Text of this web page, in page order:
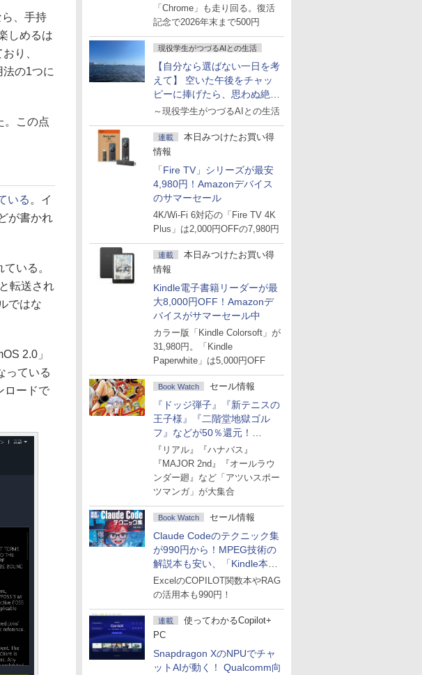
「Chrome」も走り回る。復活
記念で2026年末まで500円
現役学生がつづるAIとの生活
【自分なら選ばない一日を考
えて】 空いた午後をチャッ
ピーに捧げたら、思わぬ絶景
に出会った話
～現役学生がつづるAIとの生活
連載
本日みつけたお買い得
情報
「Fire TV」シリーズが最安
4,980円！Amazonデバイス
のサマーセール
4K/Wi-Fi 6対応の「Fire TV 4K
Plus」は2,000円OFFの7,980円
連載
本日みつけたお買い得
情報
Kindle電子書籍リーダーが最
大8,000円OFF！Amazonデ
バイスがサマーセール中
カラー版「Kindle Colorsoft」が
31,980円。「Kindle
Paperwhite」は5,000円OFF
Book Watch セール情報
『ドッジ弾子』『新テニスの
王子様』『二階堂地獄ゴル
フ』などが50％還元！
Amazonマンガ週末セール
『リアル』『ハナバス』
『MAJOR 2nd』『オールラウ
ンダー廻』など「アツいスポー
ツマンガ」が大集合
Book Watch セール情報
Claude Codeのテクニック集
が990円から！MPEG技術の
解説本も安い、「Kindle本サ
マーセール」第2弾開始！
ExcelのCOPILOT関数本やRAG
の活用本も990円！
連載
使ってわかるCopilot+
PC
Snapdragon XのNPUでチャ
ットAIが動く！ Qualcomm向
、手持
しめるは
り、
の1つに
。この点
いる 。イ
が書かれ
いる。
転送され
ではな
2.0」
っている
ロードで